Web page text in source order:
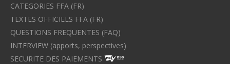
CATEGORIES FFA (FR)
TEXTES OFFICIELS FFA (FR)
QUESTIONS FREQUENTES (FAQ)
INTERVIEW (apports, perspectives)
SECURITE DES PAIEMENTS